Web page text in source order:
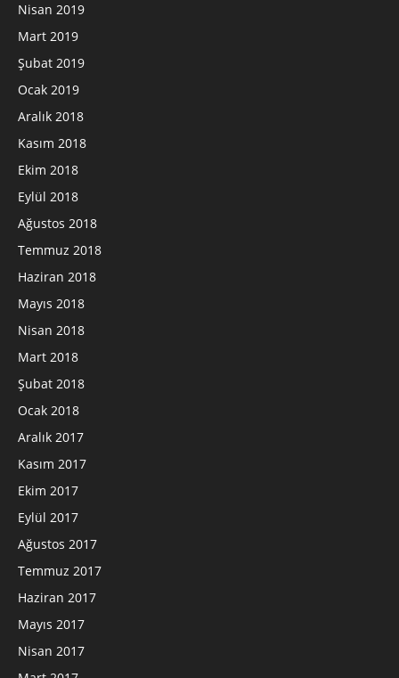
Nisan 2019
Mart 2019
Şubat 2019
Ocak 2019
Aralık 2018
Kasım 2018
Ekim 2018
Eylül 2018
Ağustos 2018
Temmuz 2018
Haziran 2018
Mayıs 2018
Nisan 2018
Mart 2018
Şubat 2018
Ocak 2018
Aralık 2017
Kasım 2017
Ekim 2017
Eylül 2017
Ağustos 2017
Temmuz 2017
Haziran 2017
Mayıs 2017
Nisan 2017